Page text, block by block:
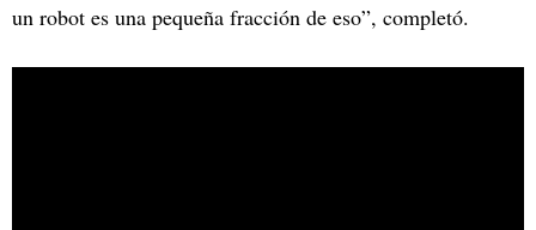
un robot es una pequeña fracción de eso”, completó.